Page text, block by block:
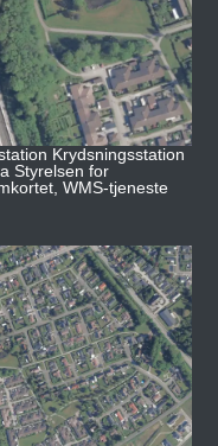
Krydsningsstation
Styrelsen for
WMS-tjeneste